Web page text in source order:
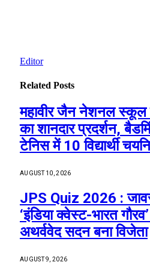
Editor
Related Posts
महावीर जैन नेशनल स्कूल
का शानदार प्रदर्शन,
टेनिस में 10 विद्यार्थी
AUGUST 10, 2026
JPS Quiz 2026 :
‘इंडिया क्वेस्ट-भारत
अथर्ववेद सदन बना विजेता
AUGUST 9, 2026